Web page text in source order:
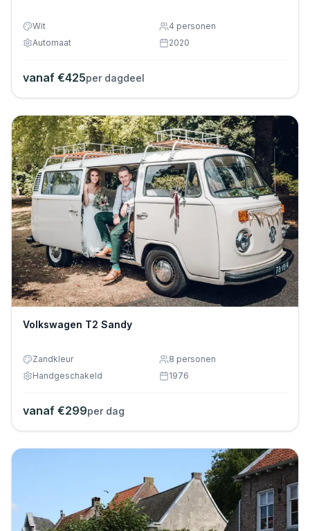
Wit 4 personen
Automaat
2020
vanaf €425per dagdeel
Volkswagen T2 Sandy
Zandkleur 8 personen
Handgeschakeld
1976
vanaf €299per dag